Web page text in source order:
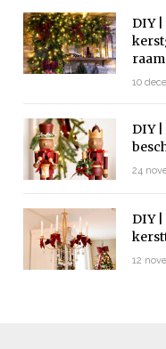
DIY
10
DIY
24
DIY
12